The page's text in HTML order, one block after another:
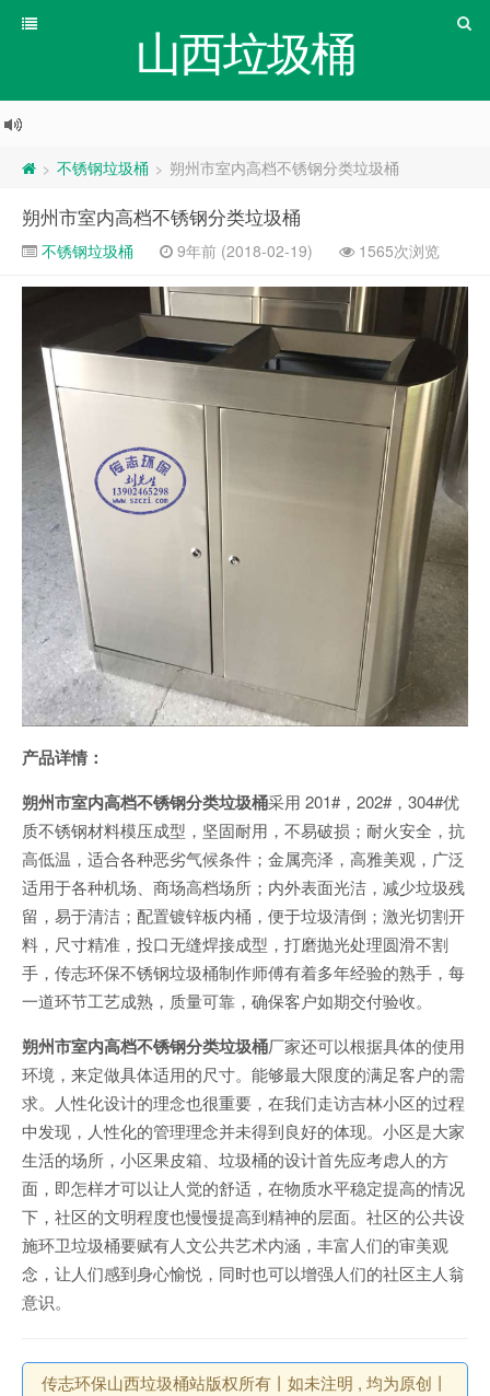
山西垃圾桶
> 不锈钢垃圾桶 > 朔州市室内高档不锈钢分类垃圾桶
朔州市室内高档不锈钢分类垃圾桶
不锈钢垃圾桶 9年前 (2018-02-19) 1565次浏览
产品详情：
朔州市室内高档不锈钢分类垃圾桶采用 201#，202#，304#优
质不锈钢材料模压成型，坚固耐用，不易破损；耐火安全，抗
高低温，适合各种恶劣气候条件；金属亮泽，高雅美观，广泛
适用于各种机场、商场高档场所；内外表面光洁，减少垃圾残
留，易于清洁；配置镀锌板内桶，便于垃圾清倒；激光切割开
料，尺寸精准，投口无缝焊接成型，打磨抛光处理圆滑不割
手，传志环保不锈钢垃圾桶制作师傅有着多年经验的熟手，每
一道环节工艺成熟，质量可靠，确保客户如期交付验收。
朔州市室内高档不锈钢分类垃圾桶厂家还可以根据具体的使用
环境，来定做具体适用的尺寸。能够最大限度的满足客户的需
求。人性化设计的理念也很重要，在我们走访吉林小区的过程
中发现，人性化的管理理念并未得到良好的体现。小区是大家
生活的场所，小区果皮箱、垃圾桶的设计首先应考虑人的方
面，即怎样才可以让人觉的舒适，在物质水平稳定提高的情况
下，社区的文明程度也慢慢提高到精神的层面。社区的公共设
施环卫垃圾桶要赋有人文公共艺术内涵，丰富人们的审美观
念，让人们感到身心愉悦，同时也可以增强人们的社区主人翁
意识。
传志环保山西垃圾桶站版权所有丨如未注明 , 均为原创丨